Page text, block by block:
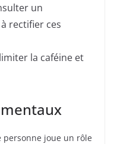
un
rectifier ces
la caféine et
personne joue un rôle